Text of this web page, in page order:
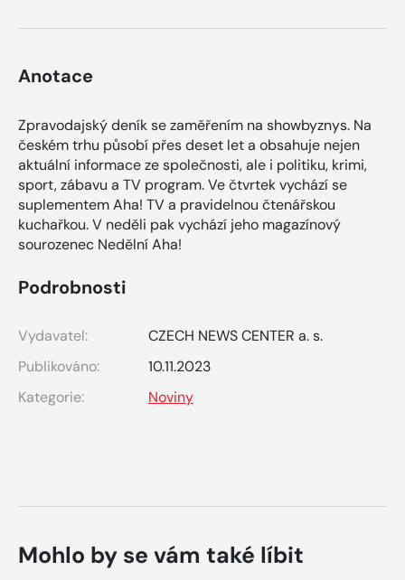
Anotace
Zpravodajský deník se zaměřením na showbyznys. Na
českém trhu působí přes deset let a obsahuje nejen
aktuální informace ze společnosti, ale i politiku, krimi,
sport, zábavu a TV program. Ve čtvrtek vychází se
suplementem Aha! TV a pravidelnou čtenářskou
kuchařkou. V neděli pak vychází jeho magazínový
sourozenec Nedělní Aha!
Podrobnosti
Vydavatel:
CZECH NEWS CENTER a. s.
Publikováno:
10.11.2023
Kategorie:
Noviny
Mohlo by se vám také líbit